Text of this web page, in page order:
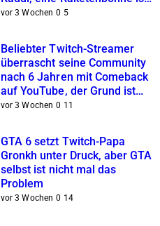
mittendrin
vor 3 Wochen 0 5
Beliebter Twitch-Streamer
überrascht seine Community
nach 6 Jahren mit Comeback
auf YouTube, der Grund ist
ernst
vor 3 Wochen 0 11
GTA 6 setzt Twitch-Papa
Gronkh unter Druck, aber GTA
selbst ist nicht mal das
Problem
vor 3 Wochen 0 14